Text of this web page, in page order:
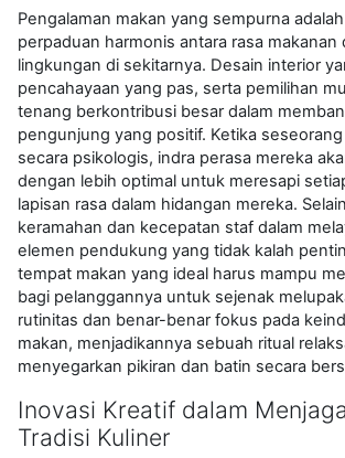
Pengalaman makan yang sempurna
perpaduan harmonis antara rasa makanan
lingkungan di sekitarnya. Desain interior
pencahayaan yang pas, serta pemilihan
tenang berkontribusi besar dalam
pengunjung yang positif. Ketika
secara psikologis, indra perasa mereka
dengan lebih optimal untuk meresapi
lapisan rasa dalam hidangan mereka.
keramahan dan kecepatan staf dalam
elemen pendukung yang tidak kalah
tempat makan yang ideal harus mampu
bagi pelanggannya untuk sejenak
rutinitas dan benar-benar fokus pada
makan, menjadikannya sebuah ritual
menyegarkan pikiran dan batin secara
Inovasi Kreatif dalam
Tradisi Kuliner